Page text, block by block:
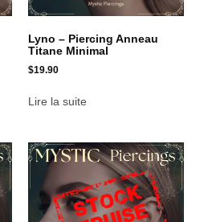
Lyno – Piercing Anneau
Titane Minimal
$19.90
Lire la suite